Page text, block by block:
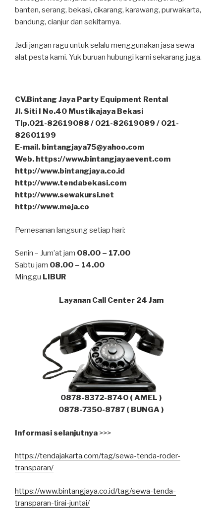
banten, serang, bekasi, cikarang, karawang, purwakarta,
bandung, cianjur dan sekitarnya.
Jadi jangan ragu untuk selalu menggunakan jasa sewa
alat pesta kami. Yuk buruan hubungi kami sekarang juga.
CV.Bintang Jaya Party Equipment Rental
Jl. Siti I No.40 Mustikajaya Bekasi
Tlp.021-82619088 / 021-82619089 / 021-
82601199
E-mail. bintangjaya75@yahoo.com
Web. https://www.bintangjayaevent.com
http://www.bintangjaya.co.id
http://www.tendabekasi.com
http://www.sewakursi.net
http://www.meja.co
Pemesanan langsung setiap hari:
Senin – Jum’at jam 08.00 – 17.00
Sabtu jam 08.00 – 14.00
Minggu LIBUR
Layanan Call Center 24 Jam
0878-8372-8740 ( AMEL )
0878-7350-8787 ( BUNGA )
Informasi selanjutnya >>>
https://tendajakarta.com/tag/sewa-tenda-roder-
transparan/
https://www.bintangjaya.co.id/tag/sewa-tenda-
transparan-tirai-juntai/